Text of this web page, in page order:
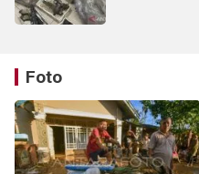
Foto